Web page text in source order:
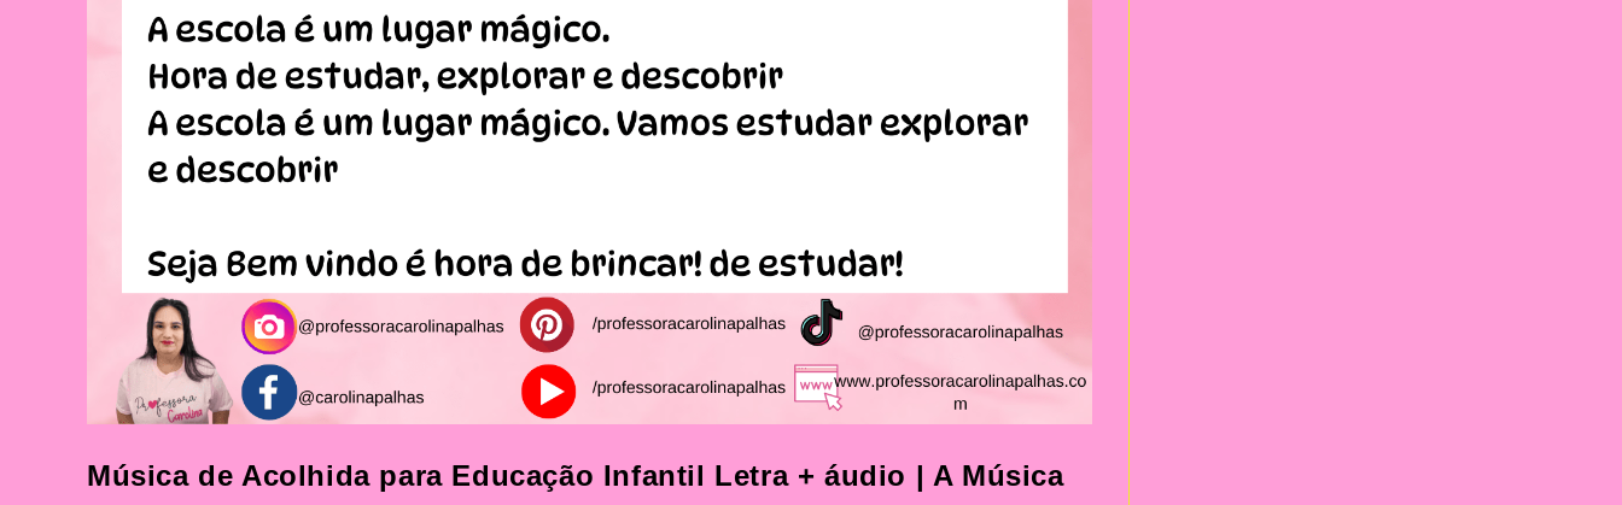
Música de Acolhida para Educação Infantil Letra + áudio | A Música